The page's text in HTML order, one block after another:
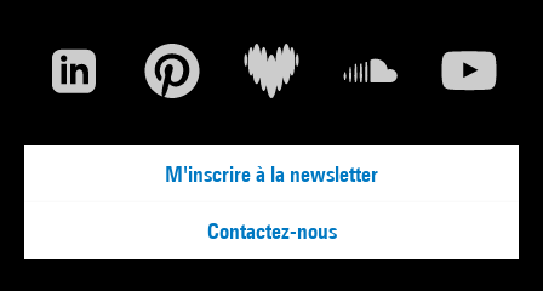
M'inscrire à la newsletter
Contactez-nous